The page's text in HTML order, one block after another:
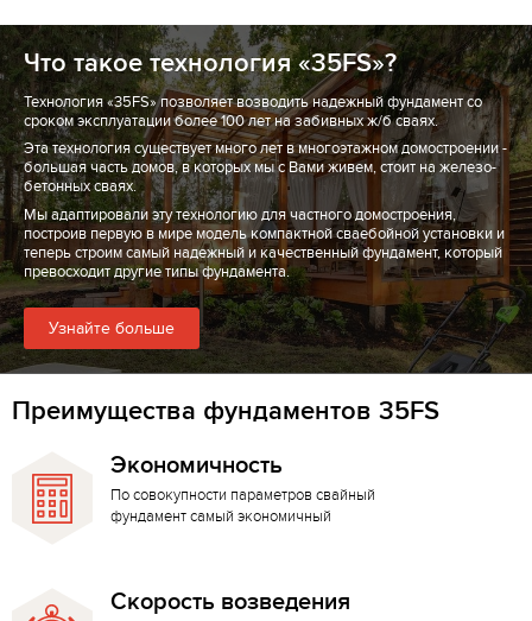
Что такое технология «35FS»?
Технология «35FS» позволяет возводить надежный фундамент со
сроком эксплуатации более 100 лет на забивных ж/б сваях.
Эта технология существует много лет в многоэтажном домостроении -
большая часть домов, в которых мы с Вами живем, стоит на железо-
бетонных сваях.
Мы адаптировали эту технологию для частного домостроения,
построив первую в мире модель компактной сваебойной установки и
теперь строим самый надежный и качественный фундамент, который
превосходит другие типы фундамента.
Узнайте больше
Преимущества фундаментов 35FS
Экономичность
По совокупности параметров свайный
фундамент самый экономичный
Скорость возведения